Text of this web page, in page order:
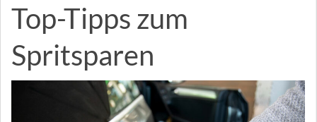
Top-Tipps zum
Spritsparen